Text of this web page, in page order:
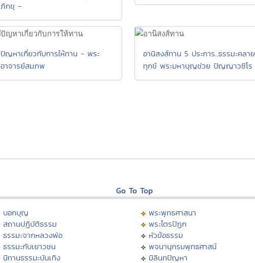
ภิกขุ -
ปัญหาเกี่ยวกับการให้ทาน - พระ
อาจารย์สมภพ
อานิสงส์ทาน 5 ประการ..ธรรมะคลาย
ทุกข์ พระมหาบุญช่วย ปัญญาวชิโร
Go To Top
บอกบุญ
สถานปฏิบัติธรรม
ธรรมะจากหลวงพ่อ
ธรรมะกับเยาวชน
นิทานธรรมะบันเทิง
พระพุทธศาสนา
พระไตรปิฏก
หัวข้อธรรม
พจนานุกรมพุทธศาสน์
มิลินทปัญหา